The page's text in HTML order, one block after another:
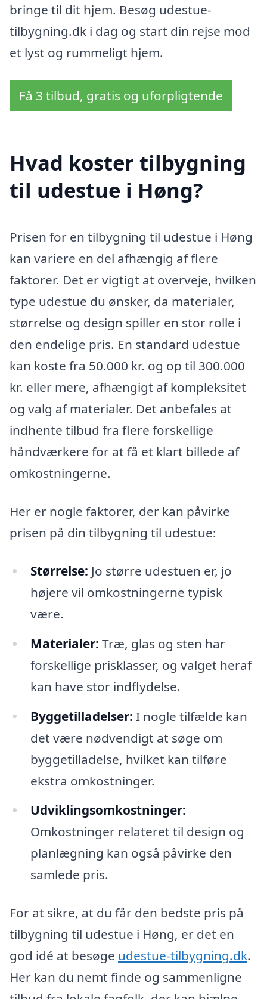
bringe til dit hjem. Besøg udestue-
tilbygning.dk i dag og start din rejse mod
et lyst og rummeligt hjem.
Få 3 tilbud, gratis og uforpligtende
Hvad koster tilbygning
til udestue i Høng?
Prisen for en tilbygning til udestue i Høng
kan variere en del afhængig af flere
faktorer. Det er vigtigt at overveje, hvilken
type udestue du ønsker, da materialer,
størrelse og design spiller en stor rolle i
den endelige pris. En standard udestue
kan koste fra 50.000 kr. og op til 300.000
kr. eller mere, afhængigt af kompleksitet
og valg af materialer. Det anbefales at
indhente tilbud fra flere forskellige
håndværkere for at få et klart billede af
omkostningerne.
Her er nogle faktorer, der kan påvirke
prisen på din tilbygning til udestue:
Størrelse: Jo større udestuen er, jo
højere vil omkostningerne typisk
være.
Materialer: Træ, glas og sten har
forskellige prisklasser, og valget heraf
kan have stor indflydelse.
Byggetilladelser: I nogle tilfælde kan
det være nødvendigt at søge om
byggetilladelse, hvilket kan tilføre
ekstra omkostninger.
Udviklingsomkostninger:
Omkostninger relateret til design og
planlægning kan også påvirke den
samlede pris.
For at sikre, at du får den bedste pris på
tilbygning til udestue i Høng, er det en
god idé at besøge udestue-tilbygning.dk.
Her kan du nemt finde og sammenligne